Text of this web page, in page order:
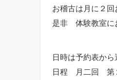
お稽古は月に２回
是非 体験教室に
日時は予約表から
日程 月二回 第